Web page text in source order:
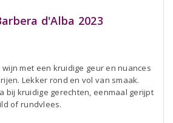
d'Alba 2023
met een kruidige geur en nuances
Lekker rond en vol van smaak.
bij kruidige gerechten, eenmaal gerijpt
of rundvlees.